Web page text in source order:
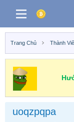
Trang Chủ Thành
uoqzpqpa